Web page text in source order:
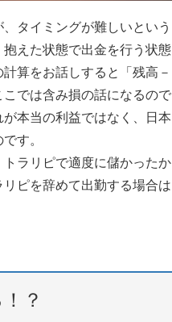
タイミングが難しいという
えた状態で出金を行う状態
算をお話しすると「残高－
では含み損の話になるので
本当の利益ではなく、日本
す。
ラリピで適度に儲かったか
ピを辞めて出勤する場合は
？